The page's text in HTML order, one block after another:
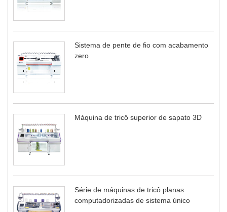
Sistema de pente de fio com acabamento
zero
Máquina de tricô superior de sapato 3D
Série de máquinas de tricô planas
computadorizadas de sistema único